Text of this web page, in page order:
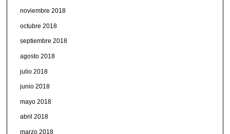
noviembre 2018
octubre 2018
septiembre 2018
agosto 2018
julio 2018
junio 2018
mayo 2018
abril 2018
marzo 2018